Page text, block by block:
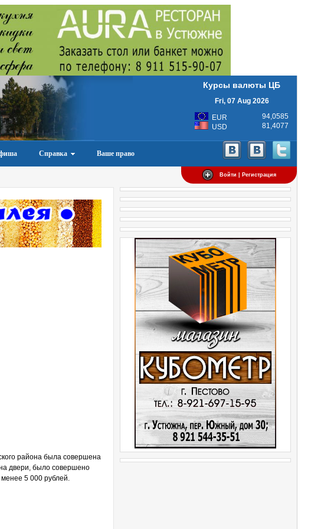
Курсы валюты ЦБ
Fri, 07 Aug 2026
EUR
94,0585
USD
81,4077
Справка Ваше право
Войти | Регистрация
района была совершена
двери, было совершено
5 000 рублей.